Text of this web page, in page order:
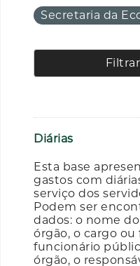
Secretaria da
Diárias
Esta base
gastos com
serviço dos
Podem ser
dados: o nome
órgão, o cargo
funcionário
órgão, o